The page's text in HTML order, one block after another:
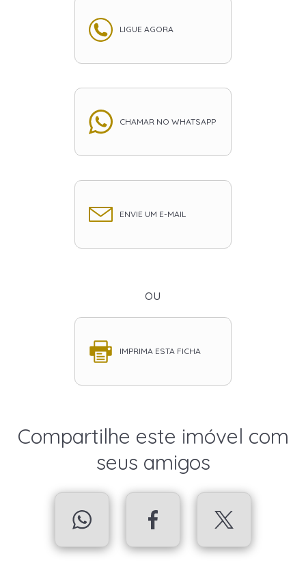
LIGUE AGORA
CHAMAR NO WHATSAPP
ENVIE UM E-MAIL
ou
IMPRIMA ESTA FICHA
Compartilhe este imóvel com
seus amigos